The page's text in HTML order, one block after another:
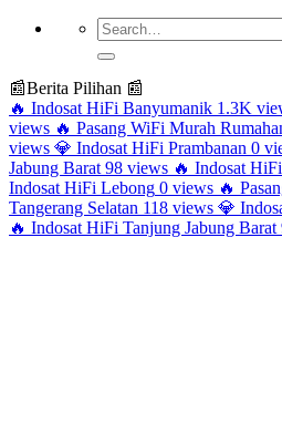
📰Berita Pilihan 📰
🔥 Indosat HiFi Banyumanik 1.3K
views 🔥 Pasang WiFi Murah
views 💎 Indosat HiFi Prambanan 0
Jabung Barat 98 views 🔥 Indosat
Indosat HiFi Lebong 0 views 🔥
Tangerang Selatan 118 views 💎
🔥 Indosat HiFi Tanjung Jabung Barat